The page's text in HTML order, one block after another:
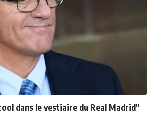
dans le vestiaire du Real Madrid"